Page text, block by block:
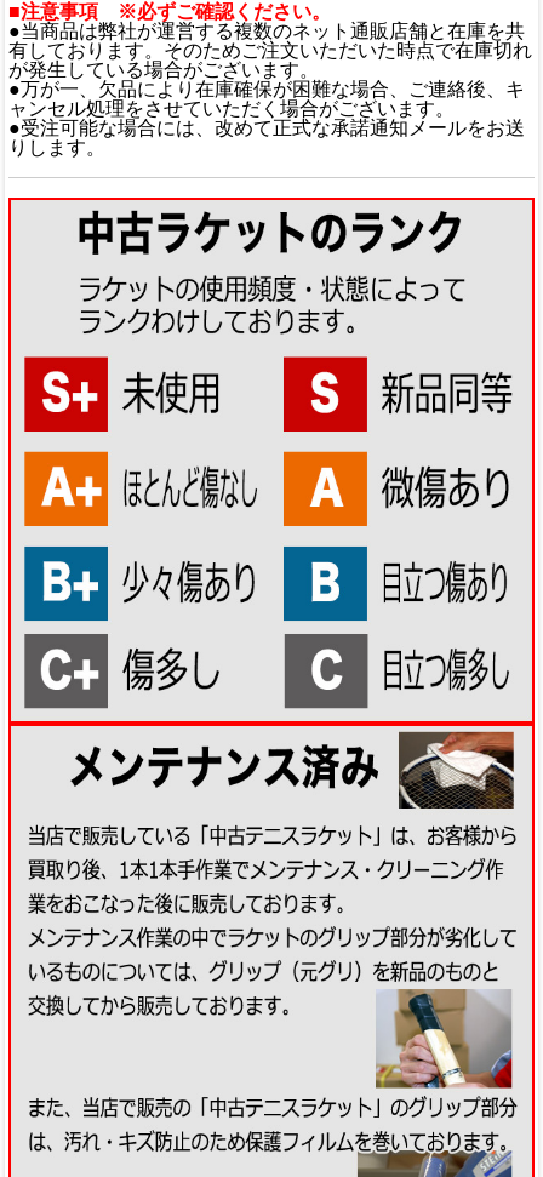
■注意事項 ※必ずご確認ください。
●当商品は弊社が運営する複数のネット通販店舗と在庫を共
有しております。そのためご注文いただいた時点で在庫切れ
が発生している場合がございます。
●万が一、欠品により在庫確保が困難な場合、ご連絡後、キ
ャンセル処理をさせていただく場合がございます。
●受注可能な場合には、改めて正式な承諾通知メールをお送
りします。